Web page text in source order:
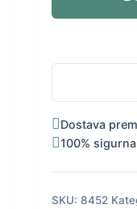
ml
Dostava
100%
SKU: 8452